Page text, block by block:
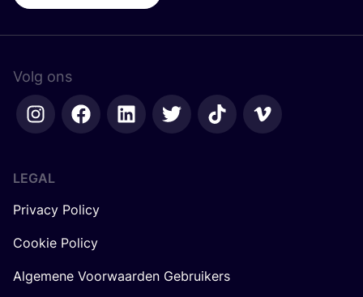
Volg ons
LEGAL
Privacy Policy
Cookie Policy
Algemene Voorwaarden Gebruikers